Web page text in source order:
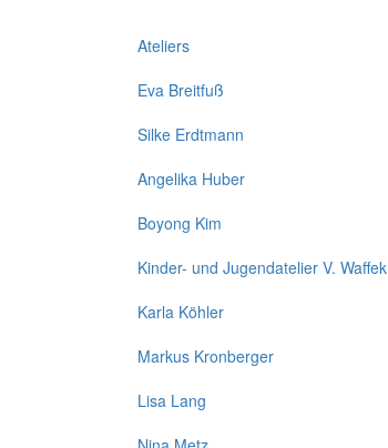
Ateliers
Eva Breitfuß
Silke Erdtmann
Angelika Huber
Boyong Kim
Kinder- und Jugendatelier V. Waffek
Karla Köhler
Markus Kronberger
Lisa Lang